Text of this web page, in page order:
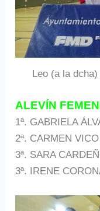
Leo (a la
ALEVÍN
1ª. GABRIELA
2ª. CARMEN
3ª. SARA
3ª. IRENE